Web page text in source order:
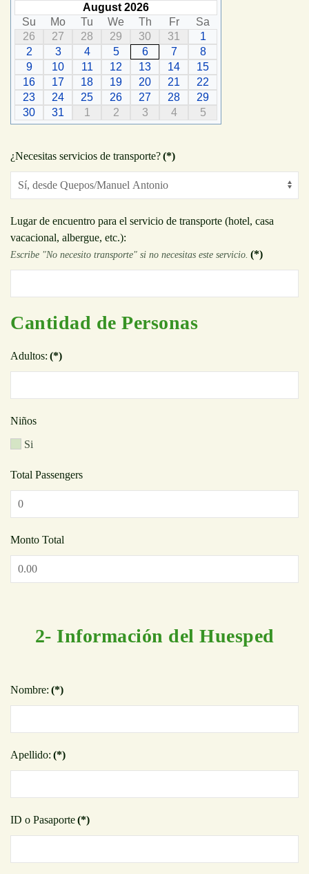
August 2026
Su
Mo Tu We Th Fr
Sa
26
27 28 29 30 31
1
2
3 4 5 6 7
8
9
10 11 12 13 14
15
16
17 18 19 20 21
22
23
24 25 26 27 28
29
30
31 1 2 3 4 5
¿Necesitas servicios de transporte?(*)
Lugar de encuentro para el servicio de transporte (hotel, casa
vacacional, albergue, etc.):
Escribe "No necesito transporte" si no necesitas este servicio. (*)
Cantidad de Personas
Adultos: (*)
Niños
Si
Total Passengers
Monto Total
2- Información del Huesped
Nombre: (*)
Apellido: (*)
ID o Pasaporte(*)